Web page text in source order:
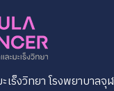
เร็งวิทยา โรงพยาบาล